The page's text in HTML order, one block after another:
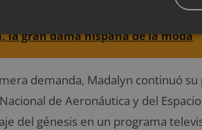
la gran dama hispana de la moda
demanda, Madalyn continuó
de Aeronáutica y del
del génesis en un programa